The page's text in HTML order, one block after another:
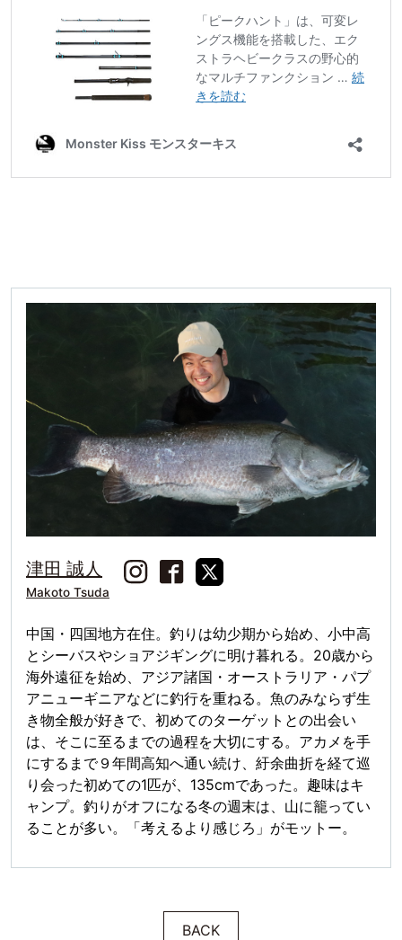
津田 誠人
Makoto Tsuda
中国・四国地方在住。釣りは幼少期から始め、小中高
とシーバスやショアジギングに明け暮れる。20歳から
海外遠征を始め、アジア諸国・オーストラリア・パプ
アニューギニアなどに釣行を重ねる。魚のみならず生
き物全般が好きで、初めてのターゲットとの出会い
は、そこに至るまでの過程を大切にする。アカメを手
にするまで９年間高知へ通い続け、紆余曲折を経て巡
り会った初めての1匹が、135cmであった。趣味はキ
ャンプ。釣りがオフになる冬の週末は、山に籠ってい
ることが多い。「考えるより感じろ」がモットー。
BACK